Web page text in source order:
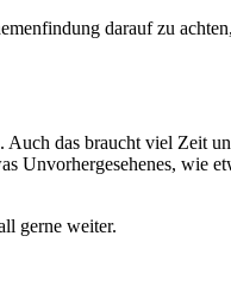
darauf zu
das braucht viel Zeit
Unvorhergesehenes, wie
gerne weiter.